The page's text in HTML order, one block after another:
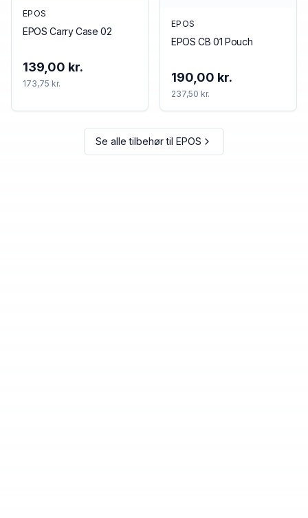
EPOS
EPOS Carry Case 02
139,00 kr.
173,75 kr.
EPOS
EPOS CB 01 Pouch
190,00 kr.
237,50 kr.
Se alle tilbehør til EPOS